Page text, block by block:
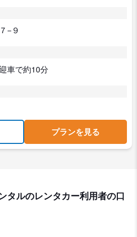
−９
車で約10分
プランを見る
タルのレンタカー利用者の口